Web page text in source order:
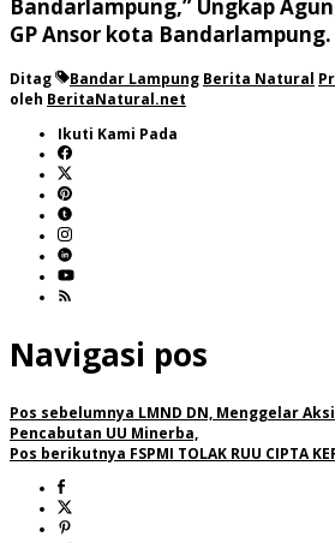
Bandarlampung,” Ungkap
GP Ansor kota
Ditag Bandar Lampung Berita Natural
oleh BeritaNatural.net
Ikuti Kami Pada
Navigasi pos
Pos sebelumnya LMND DN, Menggelar
Pencabutan UU Minerba,
Pos berikutnya FSPMI TOLAK RUU CIPTA